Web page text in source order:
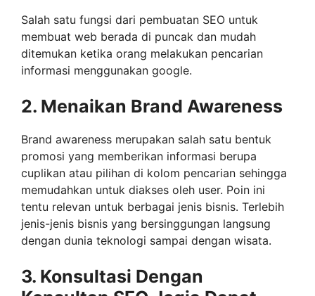
Salah satu fungsi dari pembuatan SEO untuk
membuat web berada di puncak dan mudah
ditemukan ketika orang melakukan pencarian
informasi menggunakan google.
2. Menaikan Brand Awareness
Brand awareness merupakan salah satu bentuk
promosi yang memberikan informasi berupa
cuplikan atau pilihan di kolom pencarian sehingga
memudahkan untuk diakses oleh user. Poin ini
tentu relevan untuk berbagai jenis bisnis. Terlebih
jenis-jenis bisnis yang bersinggungan langsung
dengan dunia teknologi sampai dengan wisata.
3. Konsultasi Dengan